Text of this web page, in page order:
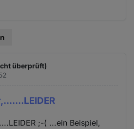
überprüft)
;-( ...ein Beispiel,